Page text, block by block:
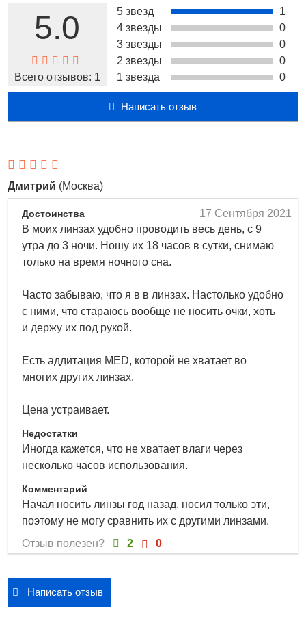
Пресбиопия – это естественный возрастной процесс
снижения способности глаза к аккомодации, связанный
со старением хрусталика. Часто это состояние
называют «проблемой коротких рук», так как
мелкий шрифт, приходится отодвигать текст подальше
от глаз.
После 40 лет даже большинство из тех, кто раньше не
имели проблем со зрением, начинают замечать его
мелких объектов вблизи, трудности при чтении мелкого
шрифта, особенно при плохом освещении. Буквы
теряют контрастность, расплываются. Глаза быстро
утомляются.
Если Вы отметили у себя такие изменения, то Вам
специалисту по коррекции зрения, который проведет
обследование и при необходимости может назначить
вам очки или мультифокальные контактные линзы.
1-DAY ACUVUE® MOIST MULTIFOCAL
обеспечивать высокую остроту зрения на всех
Независимо от того, что вы делаете: смотрите
обеспечивают высокое качество зрения на любом
расстоянии без дополнительного использования очков.
контактные линзы, созданные с учётом физиологии
• Высокая острота зрения на всех расстояниях1
5.0
Всего отзывов: 1
5 звезд
1
4 звезды
0
3 звезды
0
2 звезды
0
1 звезда
0
Написать отзыв
Дмитрий (Москва)
17 Сентября 2021
Достоинства
В моих линзах удобно проводить весь день, с 9
утра до 3 ночи. Ношу их 18 часов в сутки, снимаю
только на время ночного сна.
Часто забываю, что я в в линзах. Настолько удобно
с ними, что стараюсь вообще не носить очки, хоть
и держу их под рукой.
Есть аддитация MED, которой не хватает во
многих других линзах.
Цена устраивает.
Недостатки
Иногда кажется, что не хватает влаги через
несколько часов использования.
Комментарий
Начал носить линзы год назад, носил только эти,
поэтому не могу сравнить их с другими линзами.
Отзыв полезен?
2 0
Написать отзыв